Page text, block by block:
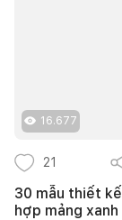
16.677
21
30 mẫu thiết
hợp mảng